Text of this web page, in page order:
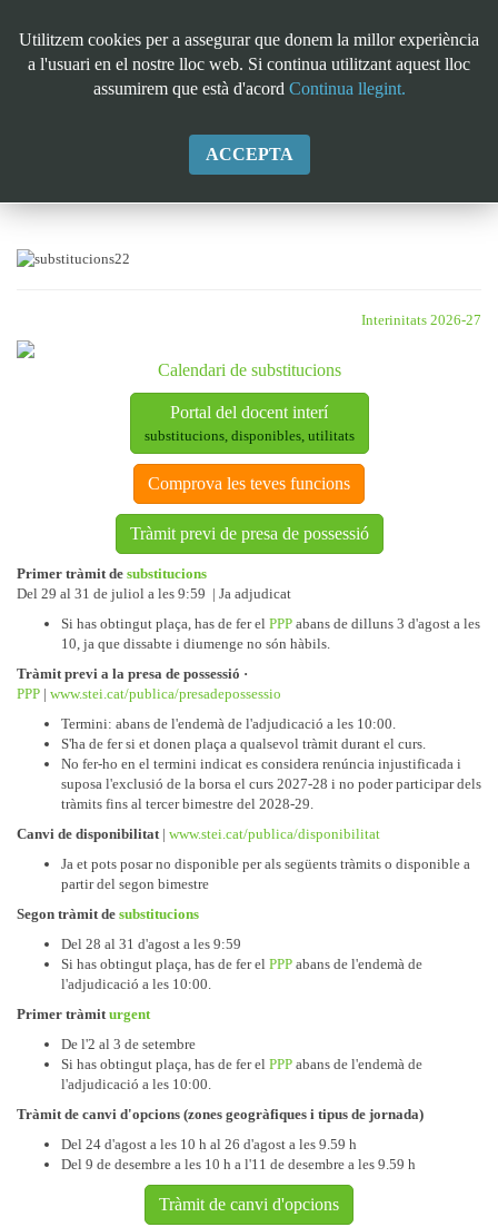
Substitucions
Adjudicacions I Convocatòries
Interinitats 2026-27
Calendari de substitucions
Portal del docent interí
substitucions, disponibles, utilitats
Comprova les teves funcions
Tràmit previ de presa de possessió
Primer tràmit de substitucions
Del 29 al 31 de juliol a les 9:59 | Ja adjudicat
Si has obtingut plaça, has de fer el PPP abans de dilluns 3 d'agost a les
10, ja que dissabte i diumenge no són hàbils.
Tràmit previ a la presa de possessió ·
PPP | www.stei.cat/publica/presadepossessio
Termini: abans de l'endemà de l'adjudicació a les 10:00.
S'ha de fer si et donen plaça a qualsevol tràmit durant el curs.
No fer-ho en el termini indicat es considera renúncia injustificada i
suposa l'exclusió de la borsa el curs 2027-28 i no poder participar dels
tràmits fins al tercer bimestre del 2028-29.
Canvi de disponibilitat| www.stei.cat/publica/disponibilitat
Ja et pots posar no disponible per als següents tràmits o disponible a
partir del segon bimestre
Segon tràmit de substitucions
Del 28 al 31 d'agost a les 9:59
Si has obtingut plaça, has de fer el PPP abans de l'endemà de
l'adjudicació a les 10:00.
Primer tràmiturgent
De l'2 al 3 de setembre
Si has obtingut plaça, has de fer el PPP abans de l'endemà de
l'adjudicació a les 10:00.
Tràmit de canvi d'opcions (zones geogràfiques i tipus de jornada)
Del 24 d'agost a les 10 h al 26 d'agost a les 9.59 h
Del 9 de desembre a les 10 h a l'11 de desembre a les 9.59 h
Tràmit de canvi d'opcions
Utilitzem cookies per a assegurar que donem la millor experiència
a l'usuari en el nostre lloc web. Si continua utilitzant aquest lloc
assumirem que està d'acord Continua llegint.
ACCEPTA